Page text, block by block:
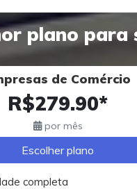
plano para
de Comércio
R$279.90*
por mês
Escolher plano
completa